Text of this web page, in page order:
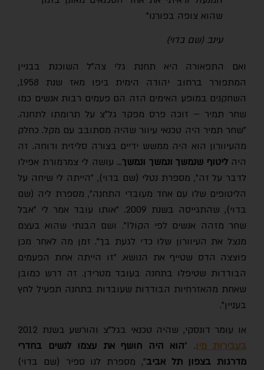
שהוא צופה בפורנו"
עינב (שם בדוי)
ואם התפאורה היא תחנת גלי צה"ל השוכנת בבניין
המתפורר ברחוב יהודה הימית ביפו מאז שנת 1958,
השחקנים במופע האימים הזה הם פעמים רבות אנשים כמו
שחר תמיר – זוכה פרס מפקד גל"צ על תרומתו לתחנה.
"שחר תמיר היה טכנאי עיוור שהיה מסתובב עם מקל. כחלק
מהעיוורון הוא היה ממשש ידיים בצורה סליזית ודוחה. זה
ליטוף שנמשך ונמשך ונמשך… עושה לי צמרמורת אפילו
לדבר על זה", מספרת נטלי (שם בדוי), "הייתה לי שיחה על
הליטופים שלו עם אחד מעובדי התחנה", מספרת ליה (שם
בדוי), שהתגייסה בשנת 2009. "אותו עובד אמר לי "אבל
שחר מזהה אנשים לפי הקול!". ושם הבנתי שהוא בעצם
מנצל את העיוורון שלו כדי לגעת בך". זמן מה לאחר מכן
פוצצה הדס שטייף את הנושא. "זו הייתה אחת הפעמים
הבודדות שטיפלו בתחנה בעובד מטרידן. זה דרש כמובן
שאחת מהאזרחיות הבודדות שעובדות בתחנה תפעיל לחץ
בעניין".
או עומר דונסקי, שהיה טכנאי בגל"צ והורשע בשנת 2012
בעבירות מין . "הוא היה חושף את עצמו לנשים בחדרי
מדרגות בצפון תל אביב", מספרת לנו ספיר (שם בדוי)